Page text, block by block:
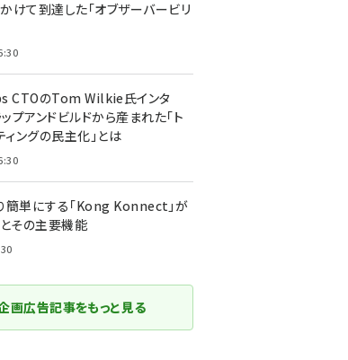
けて到達した「オブザーバービリ
CTOのTom Wilkie氏インタ
プアンドビルドから産まれた「ト
ィングの民主化」とは
簡単にする「Kong Konnect」が
その主要機能
画広告記事をもっと見る